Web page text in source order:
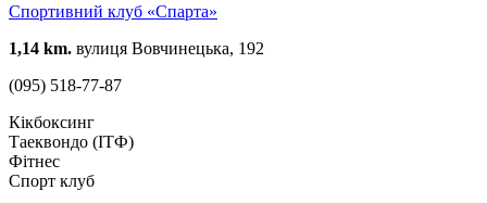
Спортивний клуб «Спарта»
1,14 km. вулиця Вовчинецька, 192
(095) 518-77-87
Кікбоксинг
Таеквондо (ІТФ)
Фітнес
Спорт клуб